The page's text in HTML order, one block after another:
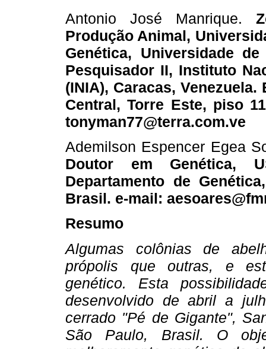
Antonio José Manrique.
Produção Animal,
Genética, Universidade
Pesquisador II, Instituto
(INIA), Caracas,
Central, Torre Este, piso
tonyman77@terra.com.ve
Ademilson Espencer Egea
Doutor em Genética,
Departamento de
Brasil. e-mail:
Resumo
Algumas colônias de
própolis que outras, e
genético. Esta
desenvolvido de abril a
cerrado "Pé de Gigante",
São Paulo, Brasil. O